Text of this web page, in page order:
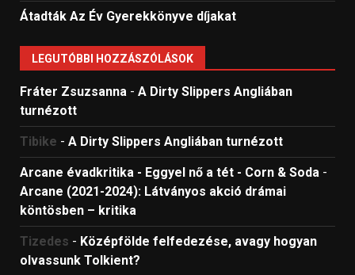
Átadták Az Év Gyerekkönyve díjakat
LEGUTÓBBI HOZZÁSZÓLÁSOK
Fráter Zsuzsanna - A Dirty Slippers Angliában
turnézott
Tibike - A Dirty Slippers Angliában turnézott
Arcane évadkritika - Eggyel nő a tét - Corn & Soda -
Arcane (2021-2024): Látványos akció drámai
köntösben – kritika
Tizedes - Középfölde felfedezése, avagy hogyan
olvassunk Tolkient?